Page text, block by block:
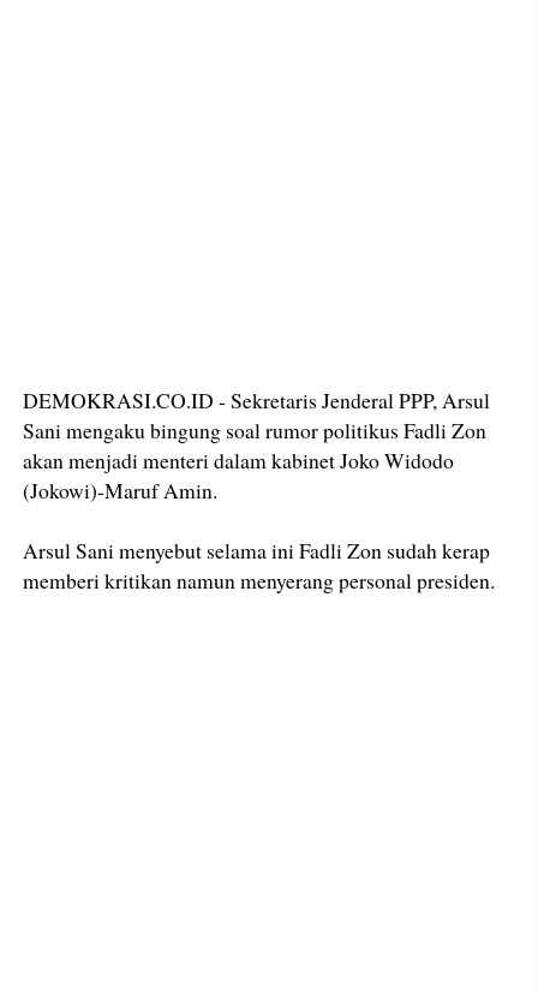
DEMOKRASI.CO.ID - Sekretaris Jenderal PPP, Arsul
Sani mengaku bingung soal rumor politikus Fadli Zon
akan menjadi menteri dalam kabinet Joko Widodo
(Jokowi)-Maruf Amin.
Arsul Sani menyebut selama ini Fadli Zon sudah kerap
memberi kritikan namun menyerang personal presiden.